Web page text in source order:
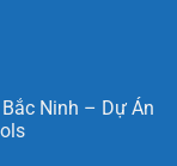
Ninh – Dự Án